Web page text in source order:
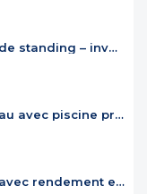
Ensemble immobilier de standing – investissement locatif premium
Maison pieds dans l’eau avec piscine privée
Ensemble immobilier avec rendement et potentiel – Jardins de la Baie Orientale